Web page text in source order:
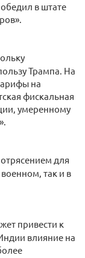
в штате
Трампа. На
на
фискальная
умеренному
для
военном, так и в
привести к
влияние на